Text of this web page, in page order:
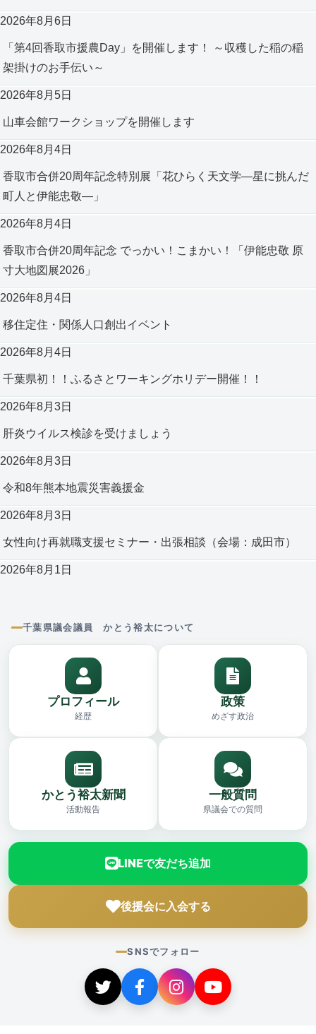
2026年8月6日
「第4回香取市援農Day」を開催します！ ～収穫した稲の稲
架掛けのお手伝い～
2026年8月5日
山車会館ワークショップを開催します
2026年8月4日
香取市合併20周年記念特別展「花ひらく天文学―星に挑んだ
町人と伊能忠敬―」
2026年8月4日
香取市合併20周年記念 でっかい！こまかい！「伊能忠敬 原
寸大地図展2026」
2026年8月4日
移住定住・関係人口創出イベント
2026年8月4日
千葉県初！！ふるさとワーキングホリデー開催！！
2026年8月3日
肝炎ウイルス検診を受けましょう
2026年8月3日
令和8年熊本地震災害義援金
2026年8月3日
女性向け再就職支援セミナー・出張相談（会場：成田市）
2026年8月1日
千葉県議会議員 かとう裕太について
プロフィール
経歴
政策
めざす政治
かとう裕太新聞
活動報告
一般質問
県議会での質問
LINEで友だち追加
後援会に入会する
SNSでフォロー